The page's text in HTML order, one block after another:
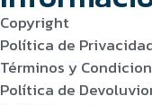
Copyright
Política de
Términos y
Política de